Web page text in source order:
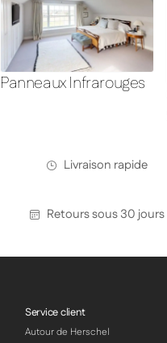
Panneaux Infrarouges
Livraison rapide
Retours sous 30 jours
Service client
Autour de Herschel